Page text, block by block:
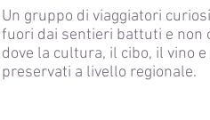
Un gruppo di viaggiatori
fuori dai sentieri battuti e non
dove la cultura, il cibo, il vino
preservati a livello regionale.